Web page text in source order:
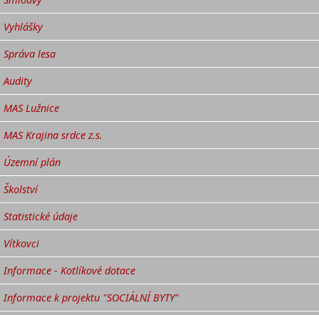
Vyhlášky
Správa lesa
Audity
MAS Lužnice
MAS Krajina srdce z.s.
Územní plán
Školství
Statistické údaje
Vítkovci
Informace - Kotlíkové dotace
Informace k projektu "SOCIÁLNÍ BYTY"